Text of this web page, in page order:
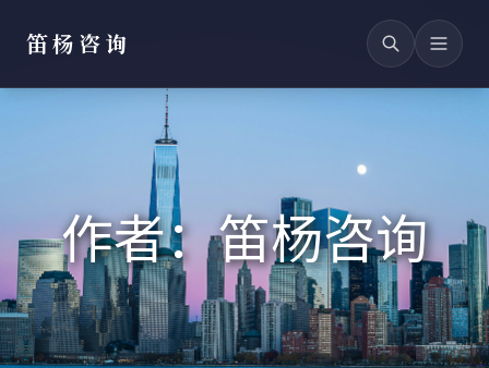
笛杨咨询
作者：笛杨咨询